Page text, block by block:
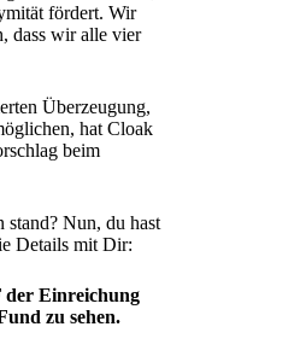
fördert. Wir
dass wir alle vier
Überzeugung,
hat Cloak
beim
stand? Nun, du hast
Details mit Dir:
der Einreichung
zu sehen.